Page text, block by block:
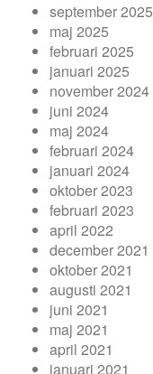
september 2025
maj 2025
februari 2025
januari 2025
november 2024
juni 2024
maj 2024
februari 2024
januari 2024
oktober 2023
februari 2023
april 2022
december 2021
oktober 2021
augusti 2021
juni 2021
maj 2021
april 2021
januari 2021